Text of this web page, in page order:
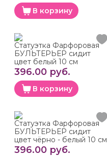
В корзину
Статуэтка Фарфоровая
БУЛЬТЕРЬЕР сидит
цвет белый 10 см
396.00 руб.
В корзину
Статуэтка Фарфоровая
БУЛЬТЕРЬЕР сидит
цвет чёрно - белый 10 см
396.00 руб.